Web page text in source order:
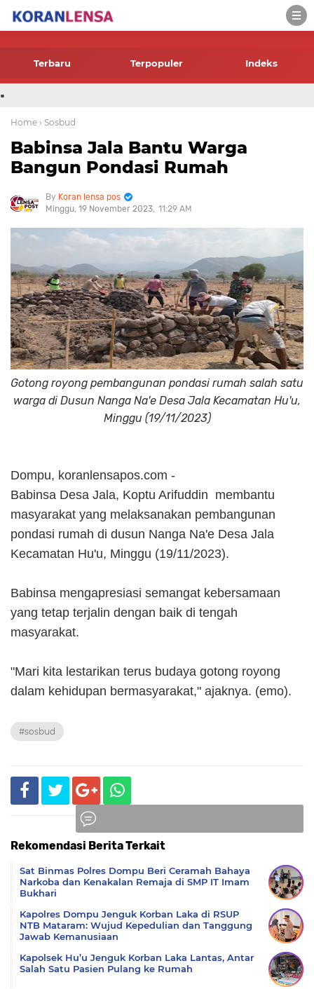
-->
Terbaru Terpopuler Indeks
.
Home › Sosbud
Babinsa Jala Bantu Warga
Bangun Pondasi Rumah
Koran lensa pos
Minggu, 19 November 2023 11:29 AM
Gotong royong pembangunan pondasi rumah salah satu
warga di Dusun Nanga Na'e Desa Jala Kecamatan Hu'u,
Minggu (19/11/2023)
Dompu, koranlensapos.com -
Babinsa Desa Jala, Koptu Arifuddin membantu
masyarakat yang melaksanakan pembangunan
pondasi rumah di dusun Nanga Na'e Desa Jala
Kecamatan Hu'u, Minggu (19/11/2023).
Babinsa mengapresiasi semangat kebersamaan
yang tetap terjalin dengan baik di tengah
masyarakat.
"Mari kita lestarikan terus budaya gotong royong
dalam kehidupan bermasyarakat," ajaknya. (emo).
#sosbud
Rekomendasi Berita Terkait
Sat Binmas Polres Dompu Beri Ceramah Bahaya
Narkoba dan Kenakalan Remaja di SMP IT Imam
Bukhari
Kapolres Dompu Jenguk Korban Laka di RSUP
NTB Mataram: Wujud Kepedulian dan Tanggung
Jawab Kemanusiaan
Kapolsek Hu’u Jenguk Korban Laka Lantas, Antar
Salah Satu Pasien Pulang ke Rumah